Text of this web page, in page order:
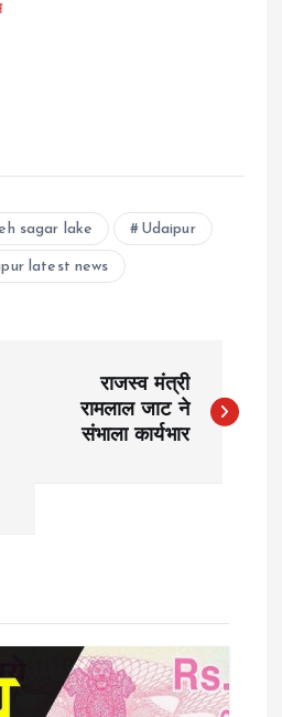
sagar lake Udaipur
latest news
राजस्व मंत्री
रामलाल जाट ने
संभाला कार्यभार